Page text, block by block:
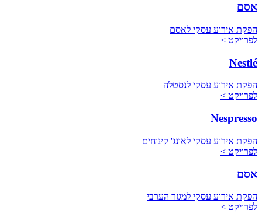
אסם
הפקת אירוע עסקי לאסם
לפרויקט >
Nestlé
הפקת אירוע עסקי לנסטלה
לפרויקט >
Nespresso
הפקת אירוע עסקי לאונג' קינוחים
לפרויקט >
אסם
הפקת אירוע עסקי למגזר הערבי
לפרויקט >